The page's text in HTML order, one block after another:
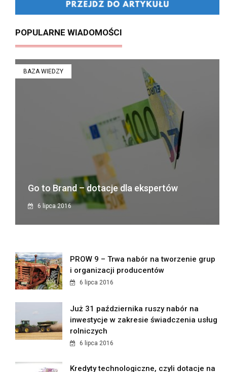
POPULARNE WIADOMOŚCI
BAZA WIEDZY
Go to Brand – dotacje dla ekspertów
6 lipca 2016
PROW 9 – Trwa nabór na tworzenie grup
i organizacji producentów
6 lipca 2016
Już 31 października ruszy nabór na
inwestycje w zakresie świadczenia usług
rolniczych
6 lipca 2016
Kredyty technologiczne, czyli dotacje na